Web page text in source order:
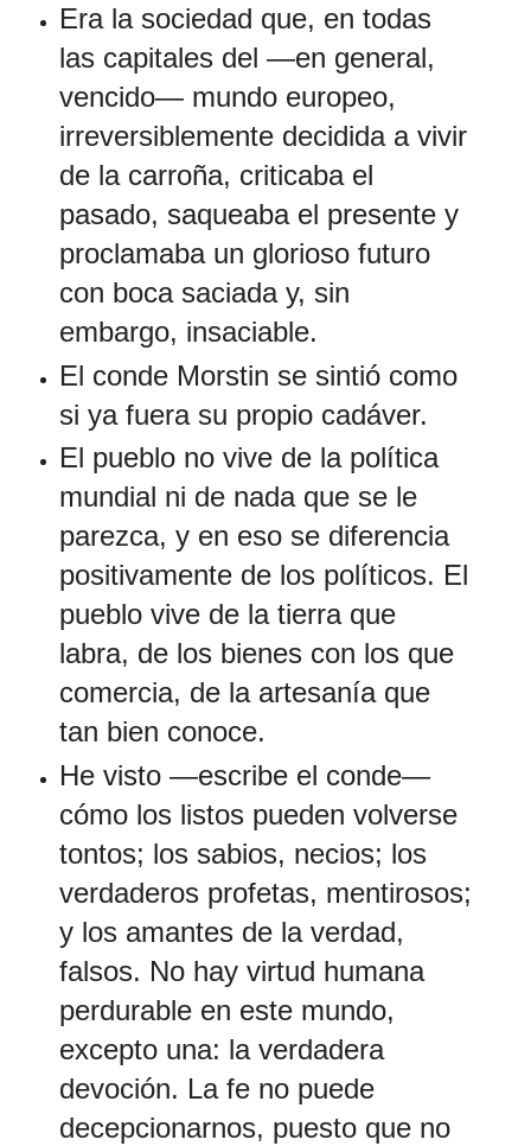
Era la sociedad que, en todas
las capitales del —en general,
vencido— mundo europeo,
irreversiblemente decidida a vivir
de la carroña, criticaba el
pasado, saqueaba el presente y
proclamaba un glorioso futuro
con boca saciada y, sin
embargo, insaciable.
El conde Morstin se sintió como
si ya fuera su propio cadáver.
El pueblo no vive de la política
mundial ni de nada que se le
parezca, y en eso se diferencia
positivamente de los políticos. El
pueblo vive de la tierra que
labra, de los bienes con los que
comercia, de la artesanía que
tan bien conoce.
He visto —escribe el conde—
cómo los listos pueden volverse
tontos; los sabios, necios; los
verdaderos profetas, mentirosos;
y los amantes de la verdad,
falsos. No hay virtud humana
perdurable en este mundo,
excepto una: la verdadera
devoción. La fe no puede
decepcionarnos, puesto que no